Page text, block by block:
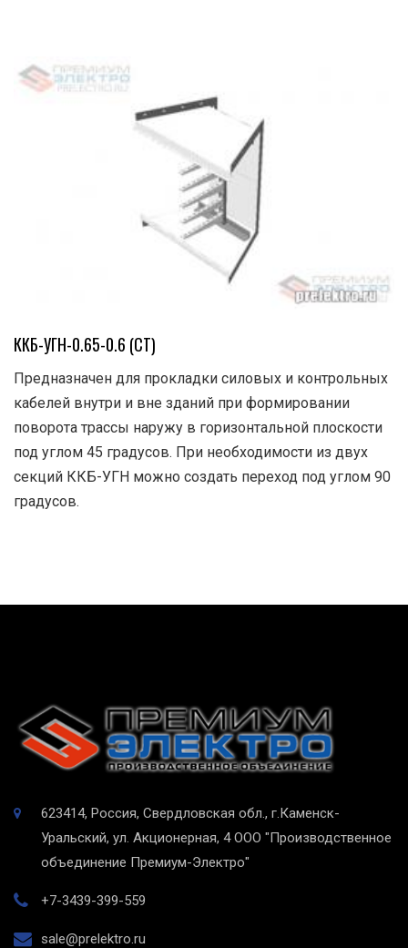
ККБ-УГН-0.65-0.6 (СТ)
Предназначен для прокладки силовых и контрольных
кабелей внутри и вне зданий при формировании
поворота трассы наружу в горизонтальной плоскости
под углом 45 градусов. При необходимости из двух
секций ККБ-УГН можно создать переход под углом 90
градусов.
623414, Россия, Свердловская обл., г.Каменск-
Уральский, ул. Акционерная, 4 ООО "Производственное
объединение Премиум-Электро"
+7-3439-399-559
sale@prelektro.ru